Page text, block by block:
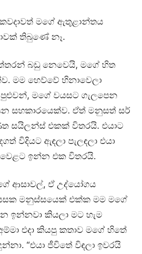
මගේ ඇතුළාන්තය
තිබුණේ නෑ.
බඩු නෙවෙයි, මගේ හිත
මම හෙව්වේ හිනාවෙලා
මගේ වයසට ගැලපෙන
සහකාරයෙක්ව. ඒත් මනුසත් සර්
සයිලන්ස් එකක් විතරයි. එයාට
විදියට ඇඳලා පැලඳලා එයා
ඉන්න එක විතරයි.
ආසාවල්, ඒ උද්යෝගය
මනුස්සයෙක් එක්ක මම මගේ
ඉන්නවා කියලා මට හැම
එදා කියපු කතාව මගේ හිතේ
“එයා ජීවිතේ විඳලා ඉවරයි